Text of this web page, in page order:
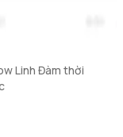
Linh Đàm thời